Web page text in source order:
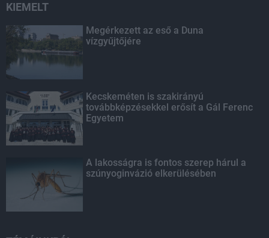
KIEMELT
Megérkezett az eső a Duna
vízgyűjtőjére
Kecskeméten is szakirányú
továbbképzésekkel erősít a Gál Ferenc
Egyetem
A lakosságra is fontos szerep hárul a
szúnyoginvázió elkerülésében